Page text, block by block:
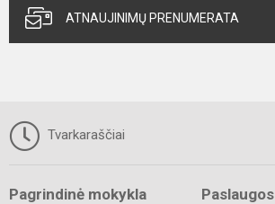
ATNAUJINIMŲ PRENUMERATA
Tvarkaraščiai
Pagrindinė mokykla Paslaugos